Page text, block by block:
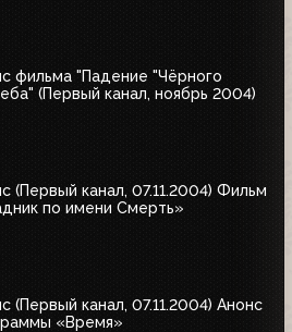
фильма "Падение "Чёрного
(Первый канал, ноябрь 2004)
(Первый канал, 07.11.2004) Фильм
по имени Смерть»
(Первый канал, 07.11.2004) Анонс
«Время»